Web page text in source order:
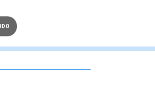
reproducción no